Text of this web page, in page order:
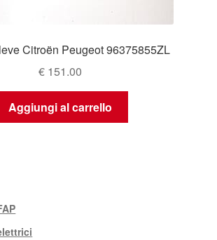
Citroën Peugeot 96375855ZL
€ 151.00
Aggiungi al carrello